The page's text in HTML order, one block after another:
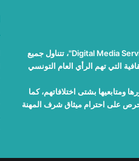
"نيوز بلوس"، جريدة الكترونية مستقلة جامعة، تصدر عن مؤسسة "Digital Media Services"، تتناول جميع
التي تهم الرأي العام التونسي
بشتى اختلافاتهم، كما
على احترام ميثاق شرف المهنة